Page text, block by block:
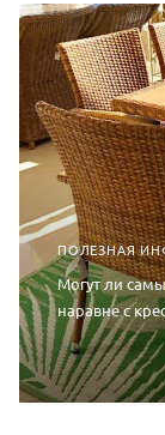
ПОЛЕЗНАЯ
Могут ли
наравне с